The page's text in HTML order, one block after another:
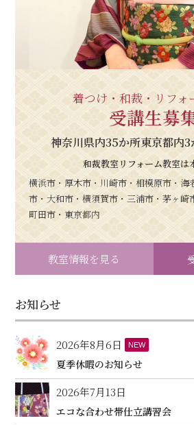
着つけ・和裁・リフォ
受講生募
神奈川県内35か所東京都内
和裁教室リフォーム教室は
横浜市・厚木市・川崎市・相模原市・海
市・大和市・横須賀市・三浦市・茅ヶ崎
町田市・東京都内
教室情報を見る
お知らせ
2026年8月6日 NEW
夏季休暇のお知らせ
2026年7月13日
エコな合わせ帯仕立講習会